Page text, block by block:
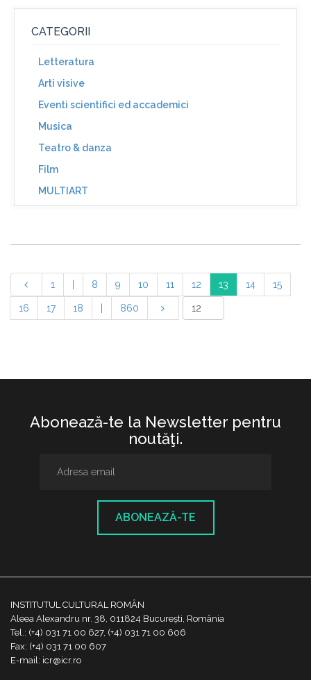
CATEGORII
Letteratura
Arti visive
Eventi scientifici ed accademici
Musica
Teatro & danza
Film
MULTIART
1 8 9 10 11 12 13 14 15
16 17 18 860
Abonează-te la Newsletter pentru
noutăţi.
ABONEAZĂ-TE
INSTITUTUL CULTURAL ROMÂN
Aleea Alexandru nr. 38, 011824 București, România
Tel.: (+4) 031 71 00 627, (+4) 031 71 00 606
Fax: (+4) 031 71 00 607
E-mail: icr@icr.ro